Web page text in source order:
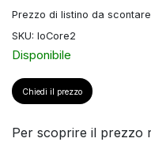
Prezzo di listino da
SKU: IoCore2
Disponibile
Chiedi il prezzo
Per scoprire il prezzo